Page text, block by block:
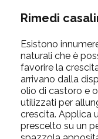
Rimedi
Esistono
naturali che è
favorire la
arrivano dalla
olio di castoro e
utilizzati per
crescita. Applica
prescelto su un